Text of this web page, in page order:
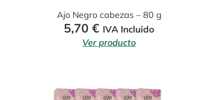
Ajo Negro cabezas – 80 g
5,70 € IVA Incluido
Ver producto